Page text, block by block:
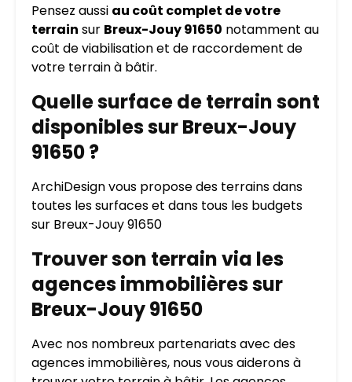
Pensez aussi au coût complet de votre
terrain sur Breux-Jouy 91650 notamment au
coût de viabilisation et de raccordement de
votre terrain à bâtir.
Quelle surface de terrain sont
disponibles sur Breux-Jouy
91650 ?
ArchiDesign vous propose des terrains dans
toutes les surfaces et dans tous les budgets
sur Breux-Jouy 91650
Trouver son terrain via les
agences immobilières sur
Breux-Jouy 91650
Avec nos nombreux partenariats avec des
agences immobilières, nous vous aiderons à